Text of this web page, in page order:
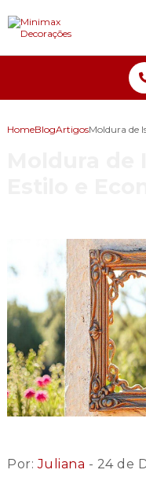
HomeBlogArtigosMoldura de
Por:Juliana - 24 de